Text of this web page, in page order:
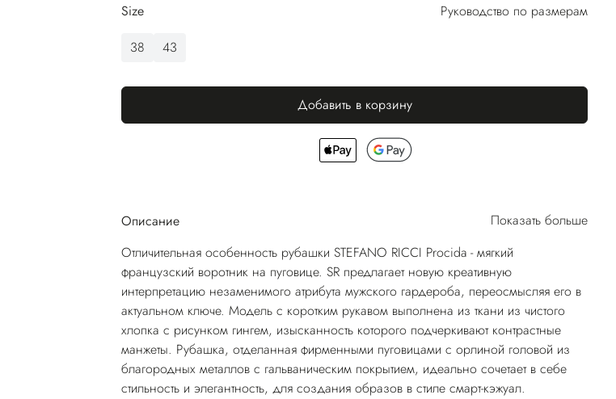
Size
Руководство по размерам
38
43
Добавить в корзину
Описание
Показать больше
Отличительная особенность рубашки STEFANO RICCI Procida - мягкий
французский воротник на пуговице. SR предлагает новую креативную
интерпретацию незаменимого атрибута мужского гардероба, переосмысляя его в
актуальном ключе. Модель с коротким рукавом выполнена из ткани из чистого
хлопка с рисунком гингем, изысканность которого подчеркивают контрастные
манжеты. Рубашка, отделанная фирменными пуговицами с орлиной головой из
благородных металлов с гальваническим покрытием, идеально сочетает в себе
стильность и элегантность, для создания образов в стиле смарт-кэжуал.